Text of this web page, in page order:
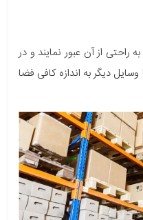
راحتی از آن عبور نمایند و در
دیگر به اندازه کافی فضا